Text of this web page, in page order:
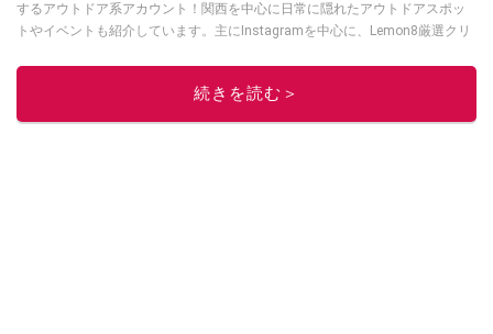
するアウトドア系アカウント！関西を中心に日常に隠れたアウトドアスポッ
トやイベントも紹介しています。主にInstagramを中心に、Lemon8厳選クリ
しています！
続きを読む＞